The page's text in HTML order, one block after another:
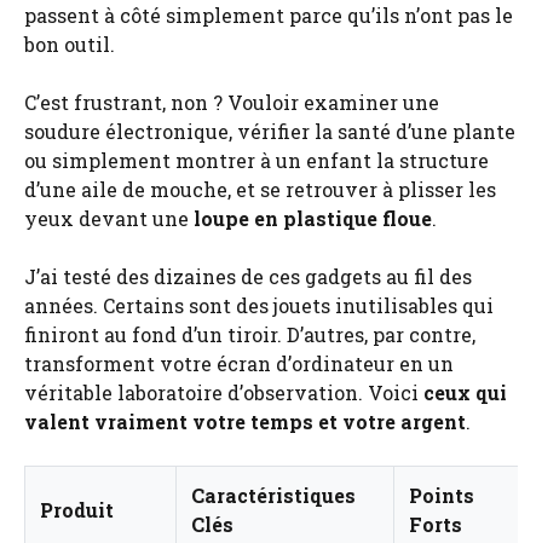
passent à côté simplement parce qu’ils n’ont pas le
bon outil.
C’est frustrant, non ? Vouloir examiner une
soudure électronique, vérifier la santé d’une plante
ou simplement montrer à un enfant la structure
d’une aile de mouche, et se retrouver à plisser les
yeux devant une loupe en plastique floue.
J’ai testé des dizaines de ces gadgets au fil des
années. Certains sont des jouets inutilisables qui
finiront au fond d’un tiroir. D’autres, par contre,
transforment votre écran d’ordinateur en un
véritable laboratoire d’observation. Voici ceux qui
valent vraiment votre temps et votre argent.
Produit
Caractéristiques
Clés
Points
Forts